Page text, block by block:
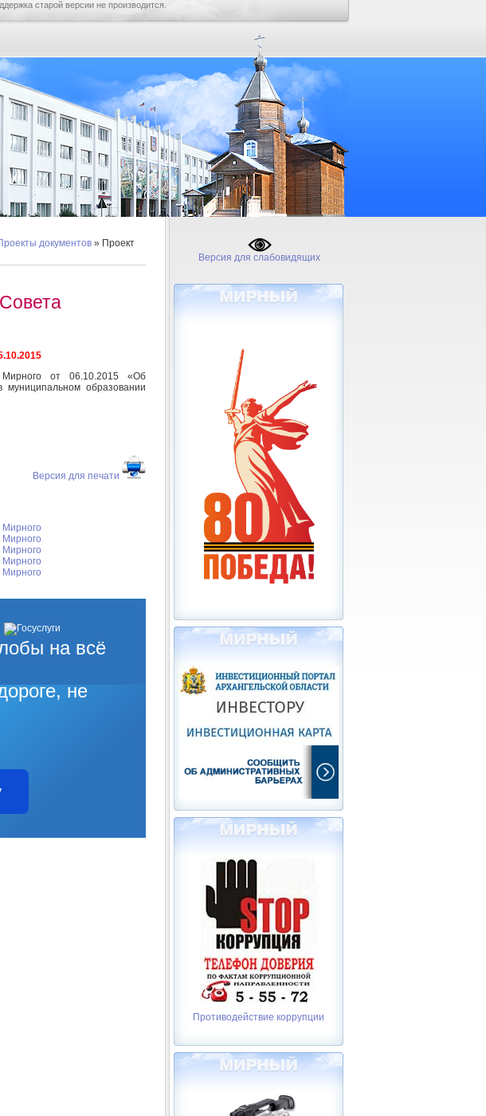
старой версии не производится.
документов » Проект
Мирного от 06.10.2015 «Об
образовании
Версия для печати
Мирного
Мирного
Мирного
Мирного
Мирного
на всё
не
Версия для слабовидящих
Противодействие коррупции